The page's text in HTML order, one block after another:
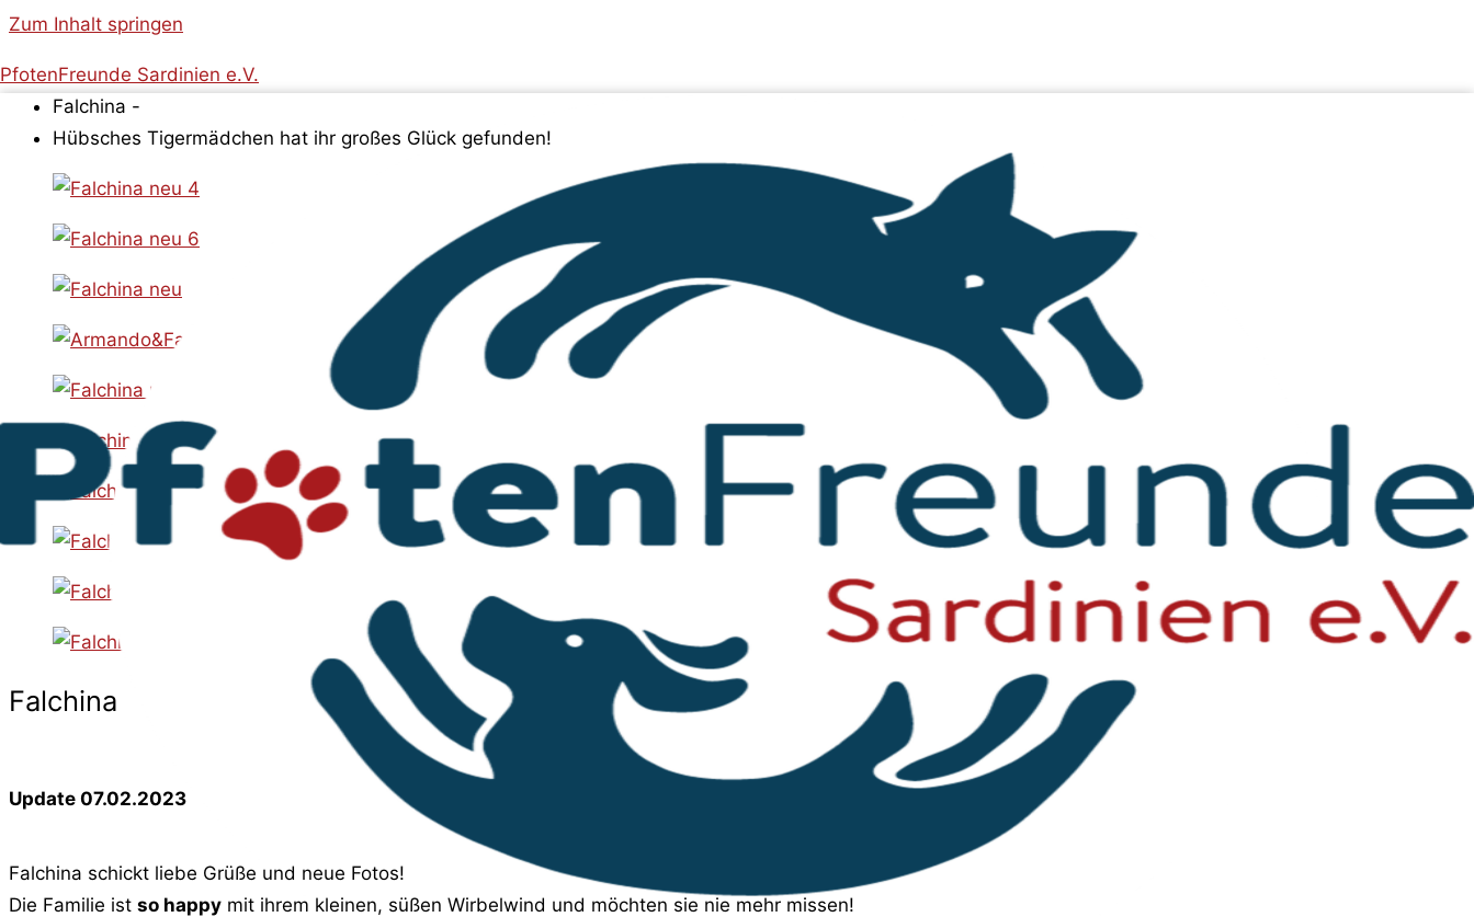
Zum Inhalt springen
PfotenFreunde Sardinien e.V.
Falchina -
Hübsches Tigermädchen hat ihr großes Glück gefunden!
Falchina
Update 07.02.2023
Falchina schickt liebe Grüße und neue Fotos!
Die Familie ist so happy mit ihrem kleinen, süßen Wirbelwind und möchten sie nie mehr missen!